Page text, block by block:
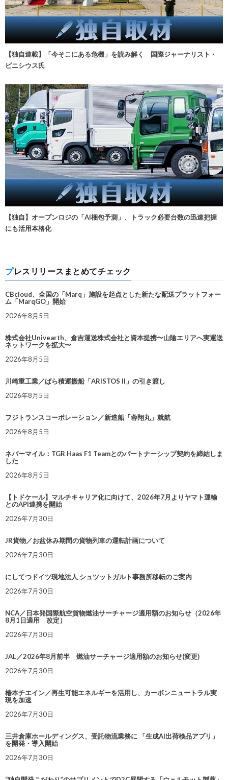
【独自連載】「今そこにある危機」を読み解く 国際ジャーナリスト・
ビニシウス氏
【独自】オープンロジの「AI梱包予測」、トラック必要台数の迅速把握
にも活用本格化
プレスリリースまとめてチェック
CBcloud、全国の「Marq」施設を起点とした新たな配送プラットフォー
ム「MarqGO」開始
2026年8月5日
株式会社Univearth、倉吉運送株式会社と資本提携〜山陰エリアへ実運送
ネットワークを拡大〜
2026年8月5日
川崎重工業／ばら積運搬船「ARISTOS II」の引き渡し
2026年8月5日
フジトランスコーポレーション／新造船「蓉翔丸」就航
2026年8月5日
ネバーマイル：TGR Haas F1 Teamとのパートナーシップ契約を締結しま
した
2026年8月5日
【トドケール】マルチキャリア化に向けて、2026年7月よりヤマト運輸
とのAPI連携を開始
2026年7月30日
JR貨物／お盆休み期間の貨物列車の運転計画について
2026年7月30日
にしてつドイツ現地法人 シュツットガルト事務所移転のご案内
2026年7月30日
NCA／日本発国際航空貨物燃油サーチャージ適用額のお知らせ（2026年
8月1日適用 改定）
2026年7月30日
JAL／2026年8月前半 燃油サーチャージ適用額のお知らせ(変更)
2026年7月30日
椿本チエイン／再生可能エネルギーを活用し、カーボンニュートラル実
現を加速
2026年7月30日
三井倉庫ホールディングス、受託物流業務に 「生成AI出荷検品アプリ」
を開発・導入開始
2026年7月30日